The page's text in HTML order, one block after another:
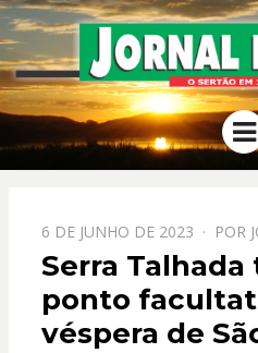
O
PPOSTADO
EM
6 DE JUNHO DE 2023 POR
Serra
ponto
véspera de